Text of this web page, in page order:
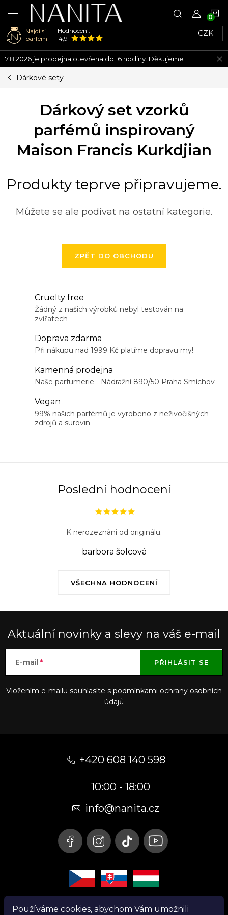
Používáme cookies, abychom Vám umožnili
Přejít
na
obsah
Najdi si
parfém
Hodnocení:
4,9
CZK
7.8.2026 je prodejna otevřena do 16 hodiny. Děkujeme
Dárkové sety
Dárkový set vzorků
parfémů inspirovaný
Maison Francis Kurkdjian
Produkty teprve připravujeme.
Můžete se ale podívat na ostatní kategorie.
ZPĚT DO OBCHODU
Cruelty free
Žádný z našich výrobků nebyl testován na
zvířatech
Doprava zdarma
Při nákupu nad 1999 Kč platíme dopravu my!
Kamenná prodejna
Naše parfumerie - Nádražní 890/50 Praha Smíchov
Vegan
99% našich parfémů je vyrobeno z neživočišných
zdrojů a surovin
Poslední hodnocení
VŠECHNA HODNOCENÍ
K nerozeznání od originálu.
barbora šolcová
Aktuální novinky a slevy na váš e-mail
E-mail
Vložením e-mailu souhlasíte s podmínkami ochrany osobních
údajů
PŘIHLÁSIT SE
+420 608 140 598
10:00 - 18:00
info@nanita.cz